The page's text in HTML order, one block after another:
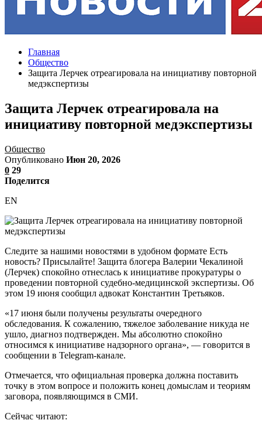
Главная
Общество
Защита Лерчек отреагировала на инициативу повторной
медэкспертизы
Защита Лерчек отреагировала на
инициативу повторной медэкспертизы
Общество
Опубликовано Июн 20, 2026
0 29
Поделится
EN
Следите за нашими новостями в удобном формате Есть
новость? Присылайте! Защита блогера Валерии Чекалиной
(Лерчек) спокойно отнеслась к инициативе прокуратуры о
проведении повторной судебно-медицинской экспертизы. Об
этом 19 июня сообщил адвокат Константин Третьяков.
«17 июня были получены результаты очередного
обследования. К сожалению, тяжелое заболевание никуда не
ушло, диагноз подтвержден. Мы абсолютно спокойно
относимся к инициативе надзорного органа», — говорится в
сообщении в Telegram-канале.
Отмечается, что официальная проверка должна поставить
точку в этом вопросе и положить конец домыслам и теориям
заговора, появляющимся в СМИ.
Сейчас читают: